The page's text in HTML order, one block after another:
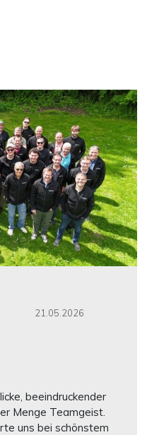
21.05.2026
beeindruckender
Menge Teamgeist.
uns bei schönstem